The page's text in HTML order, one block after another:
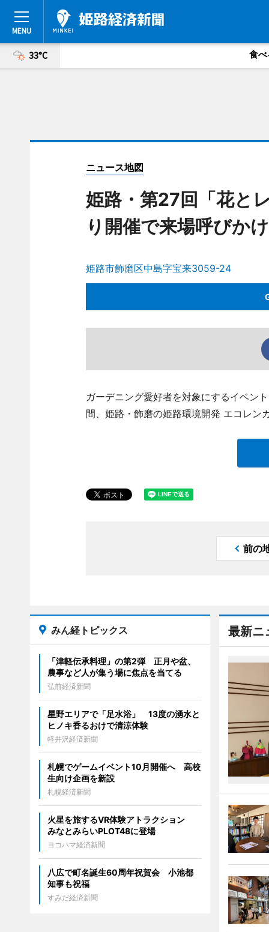
33°C 食べ
ニュース地図
姫路・第27回「花と
り開催で来場呼びかけ
姫路市飾磨区中島字宝来3059-24
ガーデニング愛好者を対象にするイベン
間、姫路・飾磨の姫路環境開発 エコレン
前の
最新ニ
みん経トピックス
「津軽伝承料理」の第2弾 正月や盆、
農事など人が集う場に焦点を当てる
弘前経済新聞
星野エリアで「足水浴」 13度の湧水と
ヒノキ香るおけで清涼体験
軽井沢経済新聞
札幌でゲームイベント10月開催へ 高校
生向け企画を新設
札幌経済新聞
火星を旅するVR体験アトラクション
みなとみらいPLOT48に登場
ヨコハマ経済新聞
八広で町名誕生60周年祝賀会 小池都
知事も祝福
すみだ経済新聞